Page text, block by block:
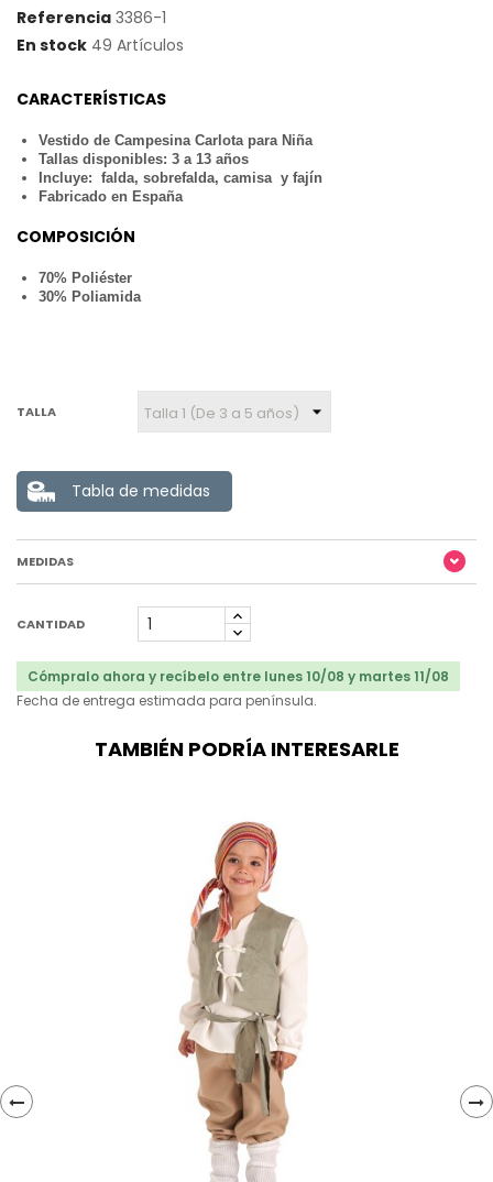
Referencia 3386-1
En stock 49 Artículos
CARACTERÍSTICAS
Vestido de Campesina Carlota para Niña
Tallas disponibles: 3 a 13 años
Incluye: falda, sobrefalda, camisa y fajín
Fabricado en España
COMPOSICIÓN
70% Poliéster
30% Poliamida
TALLA
Tabla de medidas
MEDIDAS
CANTIDAD
Cómpralo ahora y recíbelo entre lunes 10/08 y martes 11/08
Fecha de entrega estimada para península.
TAMBIÉN PODRÍA INTERESARLE